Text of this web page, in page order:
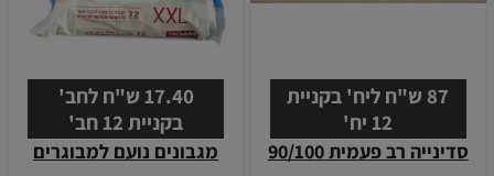
87 ש"ח ליח' בקניית
12 יח'
סדינייה רב פעמית 90/100
17.40 ש"ח לחב'
בקניית 12 חב'
מגבונים נועם למבוגרים